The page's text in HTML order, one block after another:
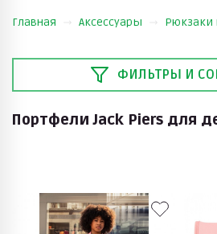
Главная Аксессуары Рюкзаки
ФИЛЬТРЫ И
Портфели Jack Piers для